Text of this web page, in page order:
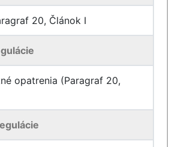
20, Článok I
opatrenia (Paragraf 20,